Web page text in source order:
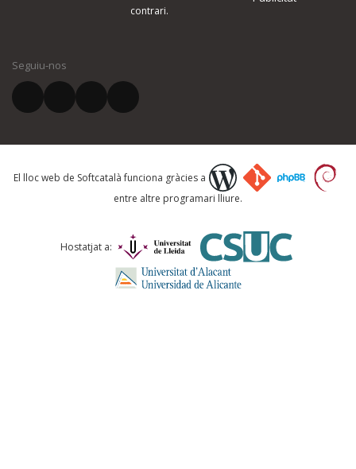
El vostre correu electrònic *
Què proposeu?
Comentari *
contrari.
Seguiu-nos
El lloc web de Softcatalà funciona gràcies a
entre altre programari lliure.
Hostatjat a: